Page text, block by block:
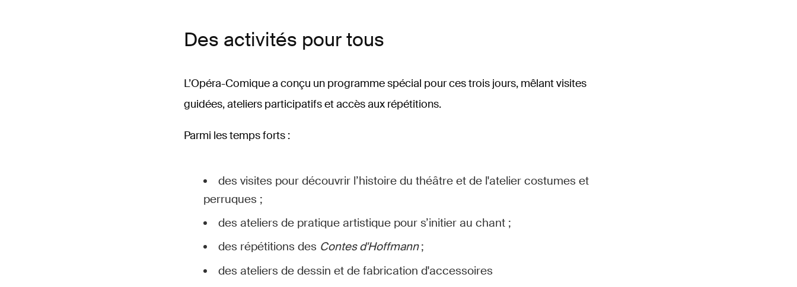
Des activités pour tous
L’Opéra-Comique a conçu un programme spécial pour ces trois jours, mêlant visites
guidées, ateliers participatifs et accès aux répétitions.
Parmi les temps forts :
des visites pour découvrir l’histoire du théâtre et de l'atelier costumes et
perruques ;
des ateliers de pratique artistique pour s’initier au chant ;
des répétitions des Contes d'Hoffmann;
des ateliers de dessin et de fabrication d'accessoires